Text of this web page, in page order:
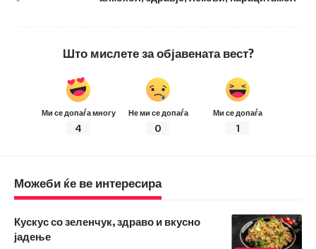
Што мислете за објавената вест?
Ми се допаѓа многу
4
Не ми се допаѓа
0
Ми се допаѓа
1
Можеби ќе ве интересира
Кускус со зеленчук, здраво и вкусно
јадење